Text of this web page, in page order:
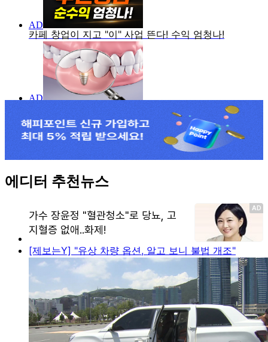
에디터 추천뉴스
[제보는Y] "유상 차량 옵션, 알고 보니 불법 개조"